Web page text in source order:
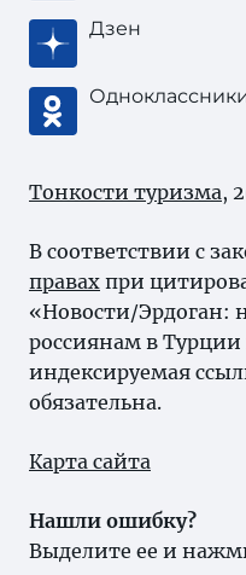
Дзен
Тонкости туризма,
В соответствии с
правах при
«Новости/Эрдоган:
россиянам в
индексируемая
обязательна.
Карта сайта
Нашли ошибку?
Выделите ее и